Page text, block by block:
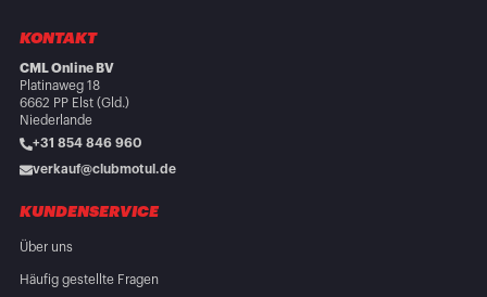
KONTAKT
CML Online BV
Platinaweg 18
6662 PP Elst (Gld.)
Niederlande
+31 854 846 960
verkauf@clubmotul.de
KUNDENSERVICE
Über uns
Häufig gestellte Fragen